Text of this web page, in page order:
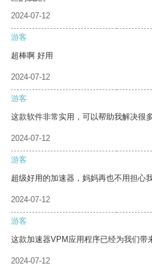
2024-07-12
游客
超棒啊 好用
2024-07-12
游客
这款软件非常实用，可以帮助我解决很多
2024-07-12
游客
超级好用的加速器，妈妈再也不用担心
2024-07-12
游客
这款加速器VPM应用程序已经为我们带
2024-07-12